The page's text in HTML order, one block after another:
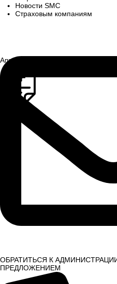
Аптека
Записаться на прием
Новости SMC
Страховым компаниям
ОБРАТИТЬСЯ К
ПРЕДЛОЖЕНИЕМ